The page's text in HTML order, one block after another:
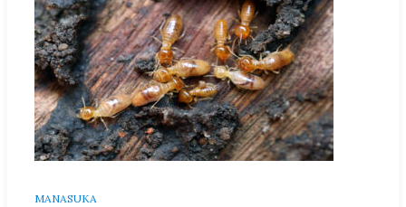
MANASUKA